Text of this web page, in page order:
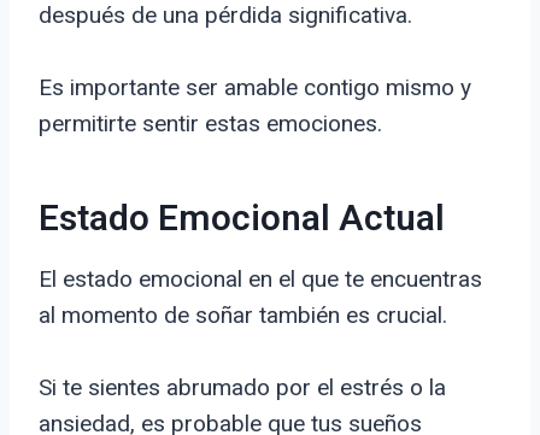
después de una pérdida significativa.
Es importante ser amable contigo mismo y
permitirte sentir estas emociones.
Estado Emocional Actual
El estado emocional en el que te encuentras
al momento de soñar también es crucial.
Si te sientes abrumado por el estrés o la
ansiedad, es probable que tus sueños